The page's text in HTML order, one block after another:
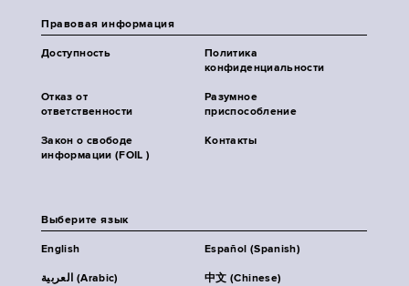
Правовая информация
Доступность
Политика
конфиденциальности
Отказ от
ответственности
Разумное
приспособление
Закон о свободе
информации (FOIL )
Контакты
Выберите язык
English Español (Spanish)
العربية (Arabic) 中文 (Chinese)